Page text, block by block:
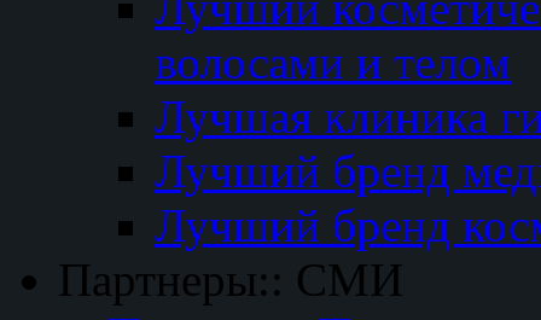
волосами и телом
Лучшая клиника
Лучший бренд
Лучший бренд
Партнеры:: СМИ